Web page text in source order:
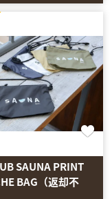
SAUNA PRINT
BAG（返却不